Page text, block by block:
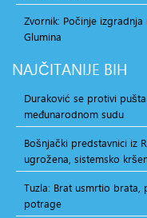
Zvornik: Počinje
Glumina
NAJČITANIJE BIH
Duraković se protivi
međunarodnom sudu
Bošnjački predstavnici iz
ugrožena, sistemsko
Tuzla: Brat usmrtio brata,
potrage